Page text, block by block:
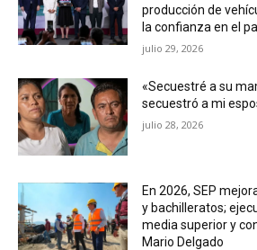
producción de
la confianza en el
julio 29, 2026
«Secuestré a su
secuestró a mi
julio 28, 2026
En 2026, SEP
y bachilleratos;
media superior y
Mario Delgado